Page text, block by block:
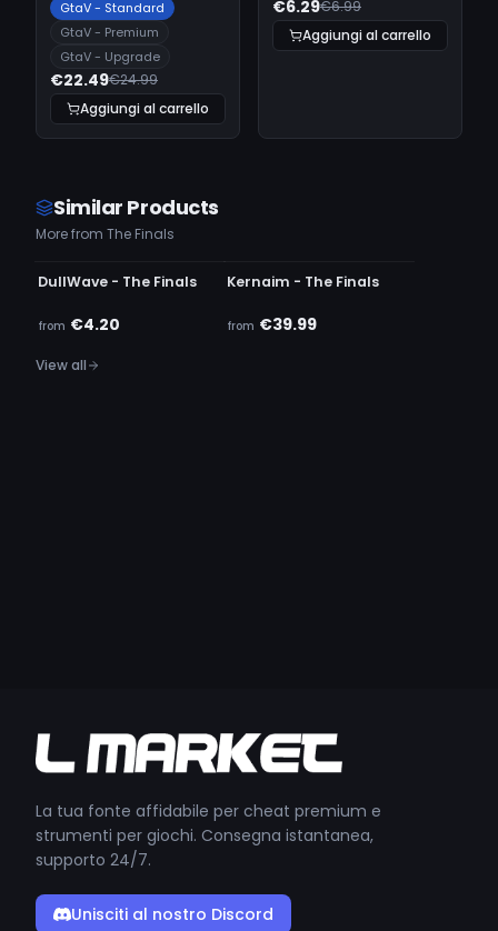
GtaV - Standard
GtaV - Premium
GtaV - Upgrade
€22.49€24.99
Aggiungi al carrello
€6.29€6.99
Aggiungi al carrello
Similar Products
More from The Finals
UNDETECTED
DullWave - The Finals
from €4.20
Kernaim - The Finals
from €39.99
View all
La tua fonte affidabile per cheat premium e
strumenti per giochi. Consegna istantanea,
supporto 24/7.
Unisciti al nostro Discord